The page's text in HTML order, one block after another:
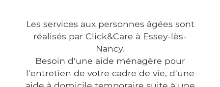
Les services aux personnes âgées sont
réalisés par Click&Care à Essey-lès-
Nancy.
Besoin d'une aide ménagère pour
l'entretien de votre cadre de vie, d'une